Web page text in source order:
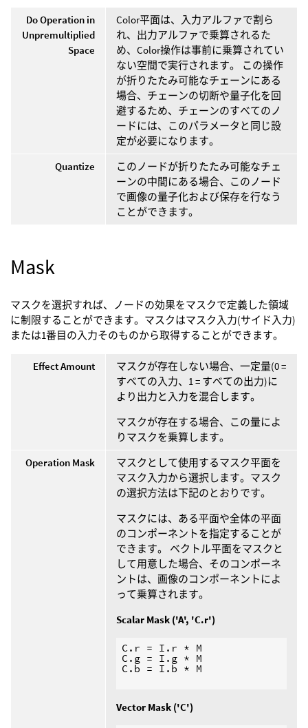
Do Operation in
Unpremultiplied
Space
Color平面は、入力アルファで割ら
れ、出力アルファで乗算されるた
め、Color操作は事前に乗算されてい
ない空間で実行されます。 この操作
が折りたたみ可能なチェーンにある
場合、チェーンの切断や量子化を回
避するため、チェーンのすべてのノ
ードには、このパラメータと同じ設
定が必要になります。
Quantize
このノードが折りたたみ可能なチェ
ーンの中間にある場合、このノード
で画像の量子化および保存を行なう
ことができます。
Mask
マスクを選択すれば、ノードの効果をマスクで定義した領域
に制限することができます。マスクはマスク入力(サイド入力)
または1番目の入力そのものから取得することができます。
Effect Amount
マスクが存在しない場合、一定量(0 =
すべての入力、1 = すべての出力)に
より出力と入力を混合します。
マスクが存在する場合、この量によ
りマスクを乗算します。
Operation Mask
マスクとして使用するマスク平面を
マスク入力から選択します。マスク
の選択方法は下記のとおりです。
マスクには、ある平面や全体の平面
のコンポーネントを指定することが
できます。 ベクトル平面をマスクと
して用意した場合、そのコンポーネ
ントは、画像のコンポーネントによ
って乗算されます。
Scalar Mask ('A', 'C.r')
C.r = I.r * M
C.g = I.g * M
C.b = I.b * M
Vector Mask ('C')